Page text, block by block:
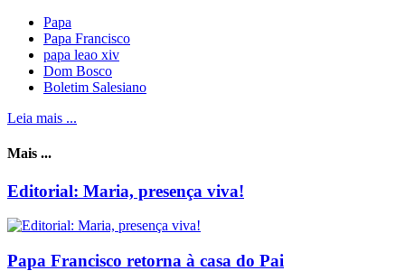
Papa
Papa Francisco
papa leao xiv
Dom Bosco
Boletim Salesiano
Leia mais ...
Mais ...
Editorial: Maria, presença viva!
Papa Francisco retorna à casa do Pai